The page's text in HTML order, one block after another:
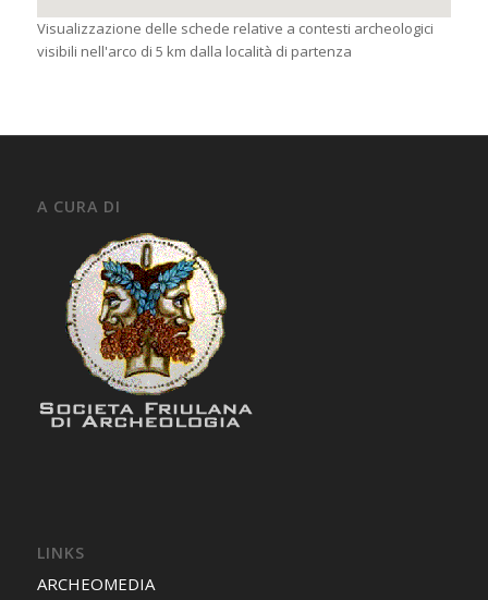
Visualizzazione delle schede relative a contesti archeologici
visibili nell'arco di 5 km dalla località di partenza
A CURA DI
LINKS
ARCHEOMEDIA